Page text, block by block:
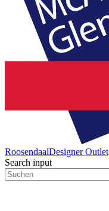
RoosendaalDesigner Outlet
Search input